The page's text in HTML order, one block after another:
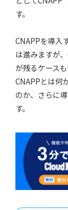
す。
CNAPPを導入
は進みますが
が残るケース
CNAPPとは何
のか、さらに
す。